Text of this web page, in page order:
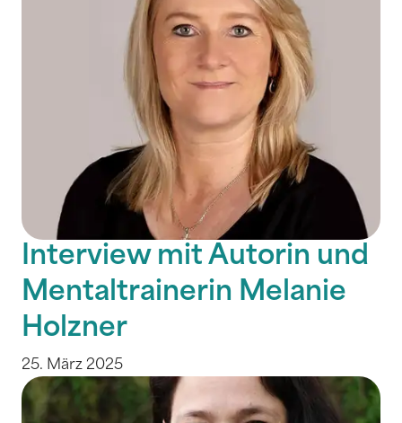
Interview mit Autorin und
Mentaltrainerin Melanie
Holzner
25. März 2025